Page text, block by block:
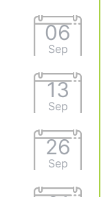
06
Sep
13
Sep
26
Sep